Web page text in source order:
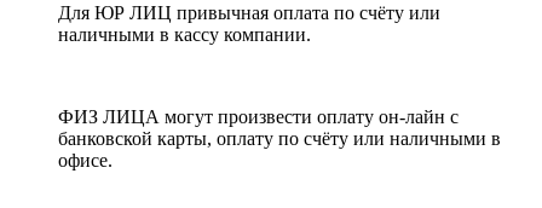
Для ЮР ЛИЦ привычная оплата по счёту или
наличными в кассу компании.
ФИЗ ЛИЦА могут произвести оплату он-лайн с
банковской карты, оплату по счёту или наличными в
офисе.